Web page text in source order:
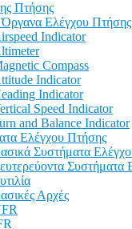
Πτήσης
Ελέγχου Πτήσης
Indicator
Compass
Indicator
Indicator
Speed Indicator
and Balance Indicator
Ελέγχου Πτήσης
Συστήματα
Συστήματα
Αρχές